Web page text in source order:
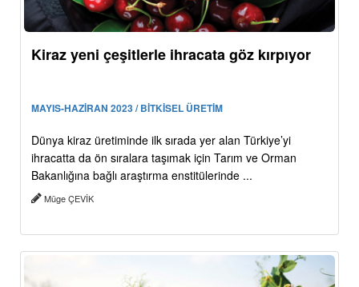
Kiraz yeni çeşitlerle ihracata göz kırpıyor
MAYIS-HAZİRAN 2023 / BİTKİSEL ÜRETİM
Dünya kiraz üretiminde ilk sırada yer alan Türkiye’yi
ihracatta da ön sıralara taşımak için Tarım ve Orman
Bakanlığına bağlı araştırma enstitülerinde ...
Müge ÇEVİK